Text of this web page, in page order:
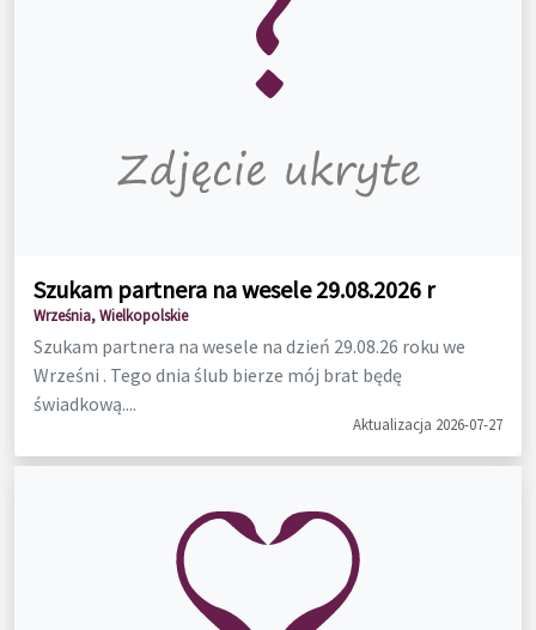
Szukam partnera na wesele 29.08.2026 r
Września, Wielkopolskie
Szukam partnera na wesele na dzień 29.08.26 roku we
Wrześni . Tego dnia ślub bierze mój brat będę
świadkową....
Aktualizacja 2026-07-27